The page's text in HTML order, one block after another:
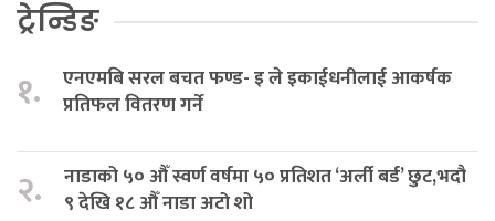
ट्रेन्डिङ
१.
एनएमबि सरल बचत फण्ड- इ ले इकाईधनीलाई आकर्षक
प्रतिफल वितरण गर्ने
२.
नाडाको ५० औँ स्वर्ण वर्षमा ५० प्रतिशत ‘अर्ली बर्ड’ छुट,भदौ
९ देखि १८ औँ नाडा अटो शो